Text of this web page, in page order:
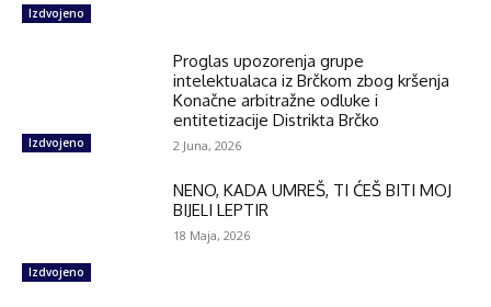
Izdvojeno
Izdvojeno
Proglas upozorenja grupe
intelektualaca iz Brčkom zbog kršenja
Konačne arbitražne odluke i
entitetizacije Distrikta Brčko
2 Juna, 2026
Izdvojeno
NENO, KADA UMREŠ, TI ĆEŠ BITI MOJ
BIJELI LEPTIR
18 Maja, 2026